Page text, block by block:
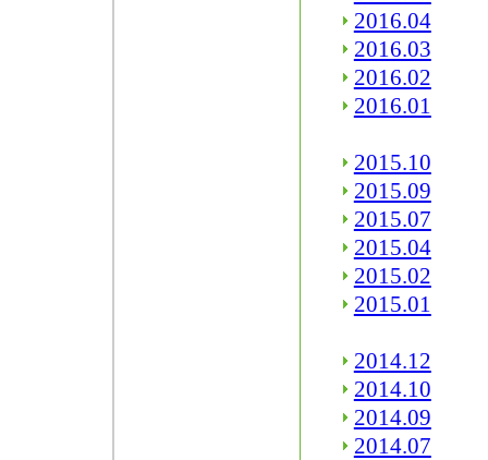
2016.04
2016.03
2016.02
2016.01
2015.10
2015.09
2015.07
2015.04
2015.02
2015.01
2014.12
2014.10
2014.09
2014.07